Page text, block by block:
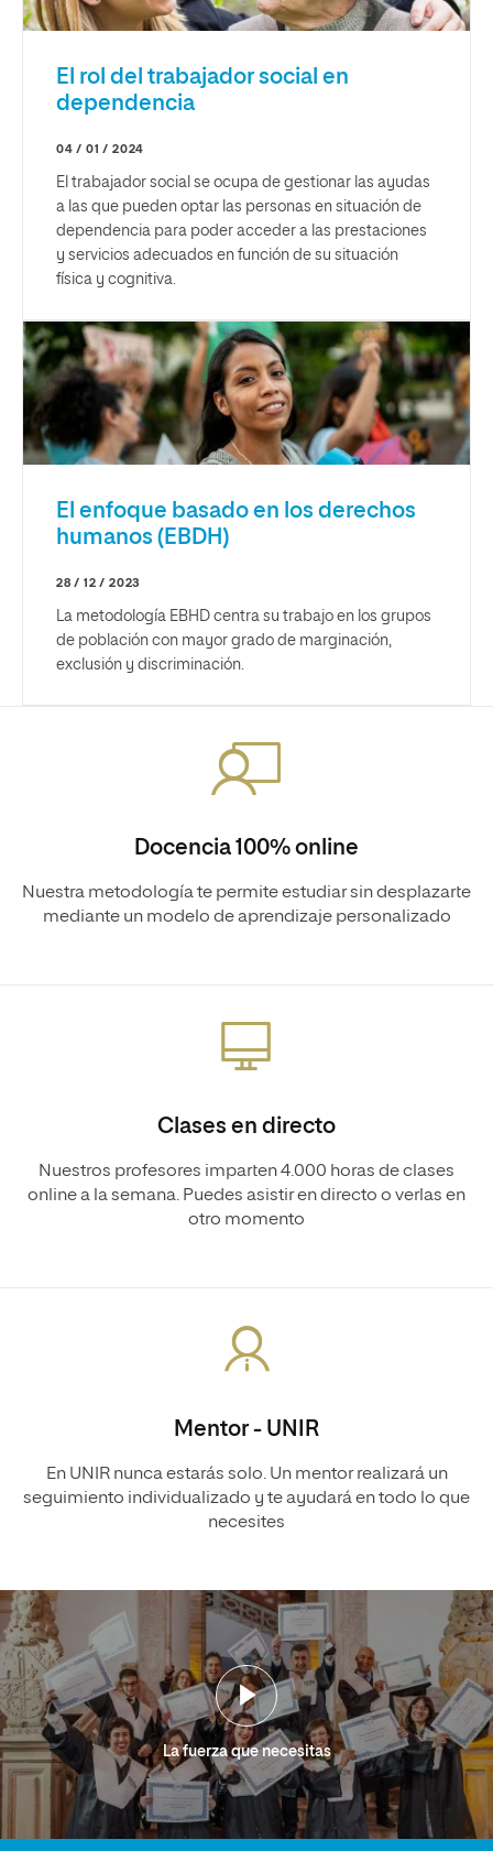
El rol del trabajador social en
dependencia
04 / 01 / 2024
El trabajador social se ocupa de gestionar las ayudas
a las que pueden optar las personas en situación de
dependencia para poder acceder a las prestaciones
y servicios adecuados en función de su situación
física y cognitiva.
El enfoque basado en los derechos
humanos (EBDH)
28 / 12 / 2023
La metodología EBHD centra su trabajo en los grupos
de población con mayor grado de marginación,
exclusión y discriminación.
Docencia 100% online
Nuestra metodología te permite estudiar sin desplazarte
mediante un modelo de aprendizaje personalizado
Clases en directo
Nuestros profesores imparten 4.000 horas de clases
online a la semana. Puedes asistir en directo o verlas en
otro momento
Mentor - UNIR
En UNIR nunca estarás solo. Un mentor realizará un
seguimiento individualizado y te ayudará en todo lo que
necesites
La fuerza que necesitas